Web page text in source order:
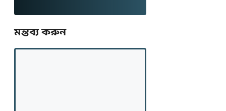
মন্তব্য করুন
মন্তব্য